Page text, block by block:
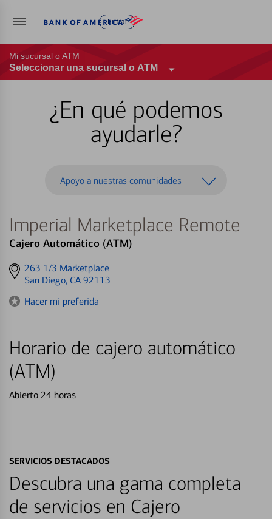
Entrar
Mi sucursal o ATM
Seleccionar una sucursal o ATM
¿En qué podemos
ayudarle?
Apoyo a nuestras comunidades
Imperial Marketplace Remote
Cajero Automático (ATM)
Get
directions
263 1/3 Marketplace
San Diego, CA 92113
Hacer mi preferida
Horario de cajero automático
(ATM)
Abierto 24 horas
SERVICIOS DESTACADOS
Descubra una gama completa
de servicios en Cajero